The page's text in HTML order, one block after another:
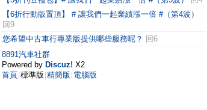
【6折行動版置頂】 # 讓我們一起業績漲一倍 #（第4波）
回9
您希望中古車行專業版提供哪些服務呢？ 回6
8891汽車社群
Powered by Discuz! X2
首頁 標準版 精簡版 電腦版